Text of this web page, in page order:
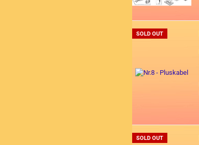
SOLD OUT
SOLD OUT